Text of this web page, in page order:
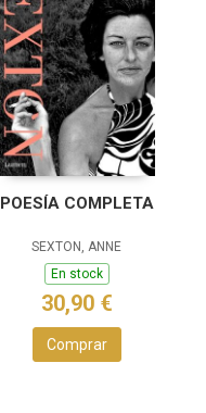
POESÍA COMPLETA
SEXTON, ANNE
En stock
30,90 €
Comprar